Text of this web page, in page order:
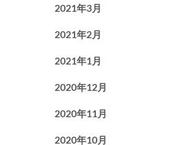
2021年3月
2021年2月
2021年1月
2020年12月
2020年11月
2020年10月